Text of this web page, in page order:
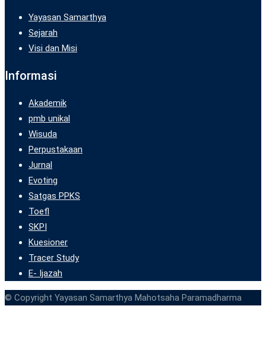
Yayasan Samarthya
Sejarah
Visi dan Misi
Informasi
Akademik
pmb unikal
Wisuda
Perpustakaan
Jurnal
Evoting
Satgas PPKS
Toefl
SKPI
Kuesioner
Tracer Study
E- Ijazah
© Copyright Yayasan Samarthya Mahotsaha Paramadharma